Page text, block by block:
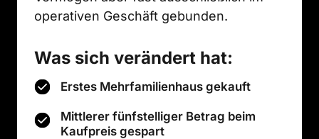
operativen Geschäft gebunden.
Was sich verändert hat:
Erstes Mehrfamilienhaus gekauft
Mittlerer fünfstelliger Betrag beim
Kaufpreis gespart